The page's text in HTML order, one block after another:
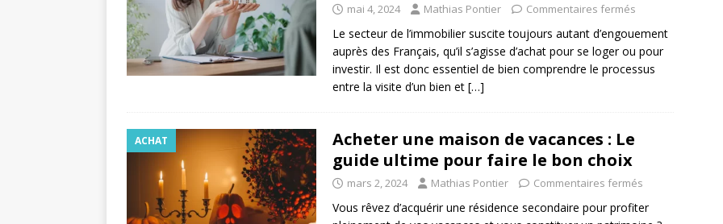
mai 4, 2024 Mathias Pontier Commentaires fermés
Le secteur de l’immobilier suscite toujours autant d’engouement
auprès des Français, qu’il s’agisse d’achat pour se loger ou pour
investir. Il est donc essentiel de bien comprendre le processus
entre la visite d’un bien et […]
ACHAT
Acheter une maison de vacances : Le
guide ultime pour faire le bon choix
mars 2, 2024 Mathias Pontier Commentaires fermés
Vous rêvez d’acquérir une résidence secondaire pour profiter